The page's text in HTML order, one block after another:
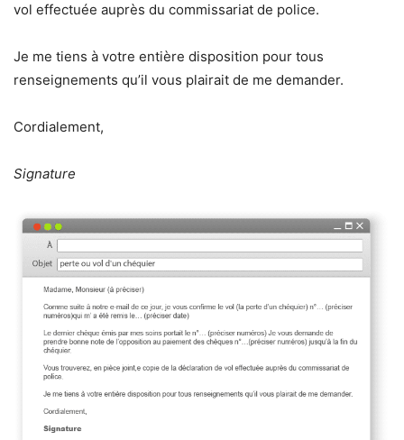
vol effectuée auprès du commissariat de police.
Je me tiens à votre entière disposition pour tous
renseignements qu’il vous plairait de me demander.
Cordialement,
Signature